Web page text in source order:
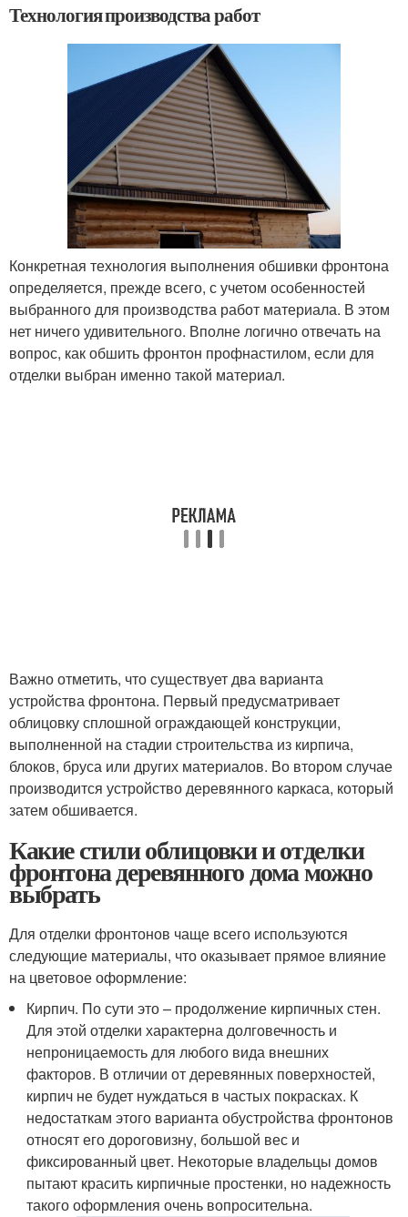
Технология производства работ
Конкретная технология выполнения обшивки фронтона
определяется, прежде всего, с учетом особенностей
выбранного для производства работ материала. В этом
нет ничего удивительного. Вполне логично отвечать на
вопрос, как обшить фронтон профнастилом, если для
отделки выбран именно такой материал.
Важно отметить, что существует два варианта
устройства фронтона. Первый предусматривает
облицовку сплошной ограждающей конструкции,
выполненной на стадии строительства из кирпича,
блоков, бруса или других материалов. Во втором случае
производится устройство деревянного каркаса, который
затем обшивается.
Какие стили облицовки и отделки
фронтона деревянного дома можно
выбрать
Для отделки фронтонов чаще всего используются
следующие материалы, что оказывает прямое влияние
на цветовое оформление:
Кирпич. По сути это – продолжение кирпичных стен.
Для этой отделки характерна долговечность и
непроницаемость для любого вида внешних
факторов. В отличии от деревянных поверхностей,
кирпич не будет нуждаться в частых покрасках. К
недостаткам этого варианта обустройства фронтонов
относят его дороговизну, большой вес и
фиксированный цвет. Некоторые владельцы домов
пытают красить кирпичные простенки, но надежность
такого оформления очень вопросительна.